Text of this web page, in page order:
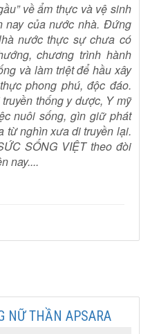
về ẩm thực và vệ sinh
nay của nước nhà. Đứng
nước thực sự chưa có
chương trình hành
và làm triệt để hầu xây
phong phú, độc đáo.
thống y dược, Y mỹ
nuôi sống, gìn giữ phát
từ nghìn xưa di truyền lại.
SỐNG VIỆT theo đòi
nay....
NỮ THẦN APSARA